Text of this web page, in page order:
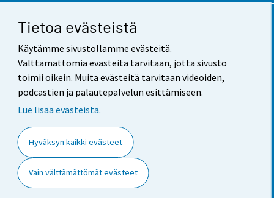
Tietoa evästeistä
Käytämme sivustollamme evästeitä.
Välttämättömiä evästeitä tarvitaan, jotta sivusto
toimii oikein. Muita evästeitä tarvitaan videoiden,
podcastien ja palautepalvelun esittämiseen.
Lue lisää evästeistä.
Hyväksyn kaikki evästeet
Vain välttämättömät evästeet
Yhteystiedot
Palaute
Käyttöehdot
Saavutettavuus
Tietoa sivustosta
Evästeasetukset